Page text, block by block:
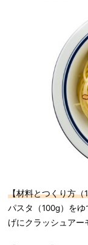
【材料とつくり方（
パスタ（100g）を
げにクラッシュアー